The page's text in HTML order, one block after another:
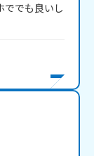
ででも良いし